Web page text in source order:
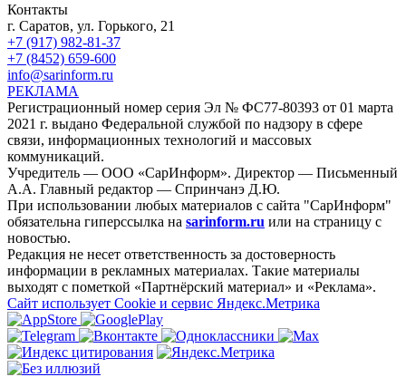
Контакты
г. Саратов, ул. Горького, 21
+7 (917) 982-81-37
+7 (8452) 659-600
info@sarinform.ru
РЕКЛАМА
Регистрационный номер серия Эл № ФС77-80393 от 01 марта
2021 г. выдано Федеральной службой по надзору в сфере
связи, информационных технологий и массовых
коммуникаций.
Учредитель — ООО «СарИнформ». Директор — Письменный
А.А. Главный редактор — Спринчанэ Д.Ю.
При использовании любых материалов с сайта "СарИнформ"
обязательна гиперссылка на sarinform.ru или на страницу с
новостью.
Редакция не несет ответственность за достоверность
информации в рекламных материалах. Такие материалы
выходят с пометкой «Партнёрский материал» и «Реклама».
Сайт использует Cookie и сервиc Яндекс.Метрика